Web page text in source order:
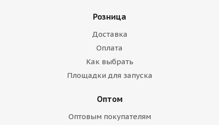
Розница
Доставка
Оплата
Как выбрать
Площадки для запуска
Оптом
Оптовым покупателям